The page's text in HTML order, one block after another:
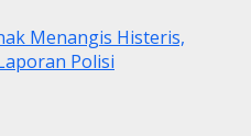
Menangis Histeris,
Polisi